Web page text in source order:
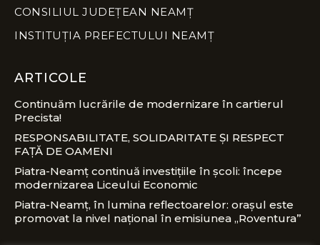
CONSILIUL JUDEȚEAN NEAMȚ
INSTITUȚIA PREFECTULUI NEAMȚ
ARTICOLE
Continuăm lucrările de modernizare în cartierul
Precista!
RESPONSABILITATE, SOLIDARITATE ȘI RESPECT
FAȚĂ DE OAMENI
Piatra-Neamț continuă investițiile în școli: începe
modernizarea Liceului Economic
Piatra-Neamț, în lumina reflectoarelor: orașul este
promovat la nivel național în emisiunea „Roventura”